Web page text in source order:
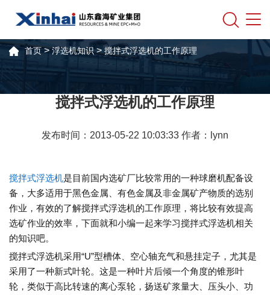
首页>浮选机知识>搅拌式浮选机的工作原理
搅拌式浮选机的工作原理
发布时间：2013-05-22 10:03:33 作者：lynn
搅拌式浮选机是目前国内选矿厂比较常用的一种球磨机配备设
备，大多适用于黑色金属、有色金属及非金属矿产物质的选别
作业，有效的了解搅拌式浮选机的工作原理，将比较有效提高
选矿作业的效率，下面就和小编一起来学习搅拌式浮选机相关
的知识吧。
搅拌式浮选机采用“U”型槽体、空心轴充气和悬挂定子，尤其是
采用了一种新式叶轮。这是一种叶片后倾一个角度的锥形叶
轮，类似于高比转速的离心泵轮，扬送矿浆量大、压头小、功